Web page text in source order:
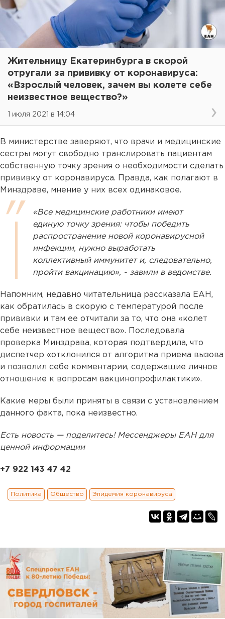
Жительницу Екатеринбурга в скорой
отругали за прививку от коронавируса:
«Взрослый человек, зачем вы колете себе
неизвестное вещество?»
1 июля 2021 в 14:04
В министерстве заверяют, что врачи и медицинские
сестры могут свободно транслировать пациентам
собственную точку зрения о необходимости сделать
прививку от коронавируса. Правда, как полагают в
Минздраве, мнение у них всех одинаковое.
«Все медицинские работники имеют
единую точку зрения: чтобы победить
распространение новой коронавирусной
инфекции, нужно выработать
коллективный иммунитет и, следовательно,
пройти вакцинацию», - завили в ведомстве.
Напомним, недавно читательница рассказала ЕАН,
как обратилась в скорую с температурой после
прививки и там ее отчитали за то, что она «колет
себе неизвестное вещество». Последовала
проверка Минздрава, которая подтвердила, что
диспетчер «отклонился от алгоритма приема вызова
и позволил себе комментарии, содержащие личное
отношение к вопросам вакцинопрофилактики».
Какие меры были приняты в связи с установлением
данного факта, пока неизвестно.
Есть новость — поделитесь! Мессенджеры ЕАН для
ценной информации
+7 922 143 47 42
Политика Общество Эпидемия коронавируса